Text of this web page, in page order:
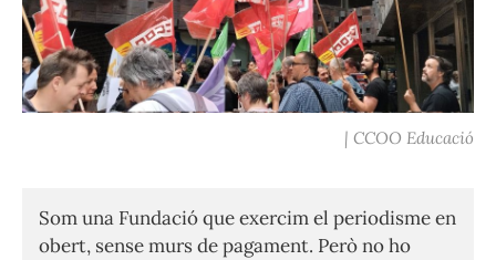
| CCOO Educació
Som una Fundació que exercim el periodisme en
obert, sense murs de pagament. Però no ho